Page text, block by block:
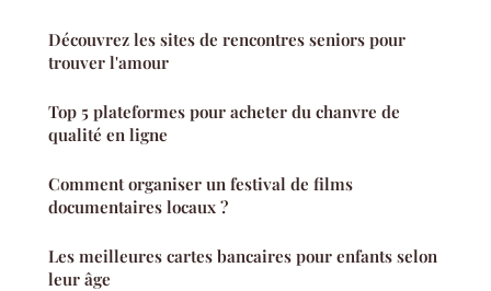
Découvrez les sites de rencontres seniors pour
trouver l'amour
Top 5 plateformes pour acheter du chanvre de
qualité en ligne
Comment organiser un festival de films
documentaires locaux ?
Les meilleures cartes bancaires pour enfants selon
leur âge